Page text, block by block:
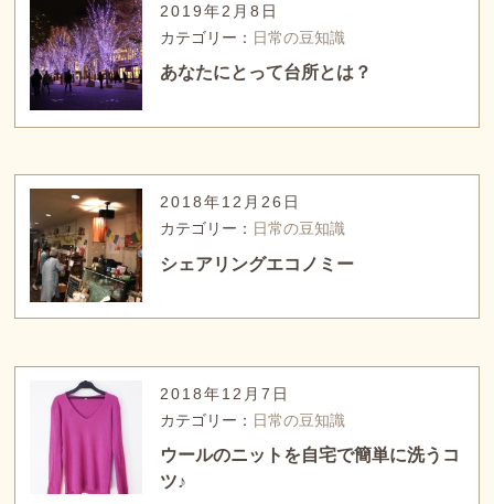
2019年2月8日
カテゴリー： 日常の豆知識
あなたにとって台所とは？
2018年12月26日
カテゴリー： 日常の豆知識
シェアリングエコノミー
2018年12月7日
カテゴリー： 日常の豆知識
ウールのニットを自宅で簡単に洗うコ
ツ♪